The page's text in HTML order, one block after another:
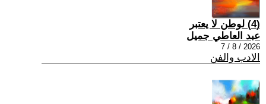
(4) لوطن لا يعتبر
عبد العاطي جميل
2026 / 8 / 7
الادب والفن